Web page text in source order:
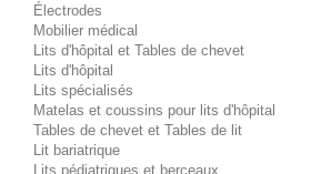
Électrodes
Mobilier médical
Lits d'hôpital et Tables de chevet
Lits d'hôpital
Lits spécialisés
Matelas et coussins pour lits d'hôpital
Tables de chevet et Tables de lit
Lit bariatrique
Lits pédiatriques et berceaux